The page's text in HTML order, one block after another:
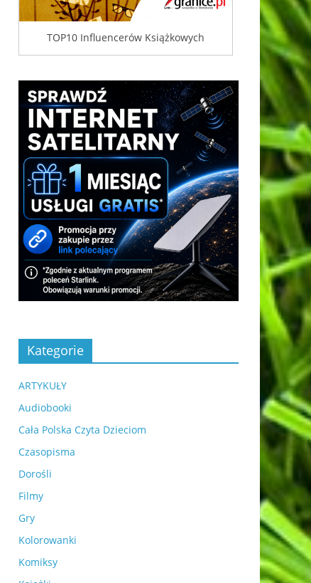
TOP10 Influencerów Książkowych
Kategorie
ARTYKUŁY
Audiobooki
Cała Polska Czyta Dzieciom
Czasopisma
Dorośli
Filmy
Gry
Kolorowanki
Komiksy